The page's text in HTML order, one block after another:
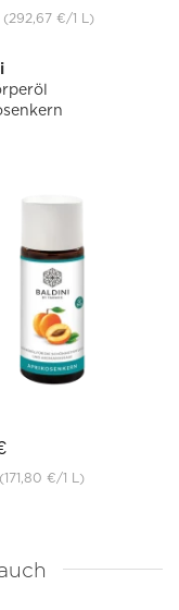
(292,67 €/1 L)
(171,80 €/1 L)